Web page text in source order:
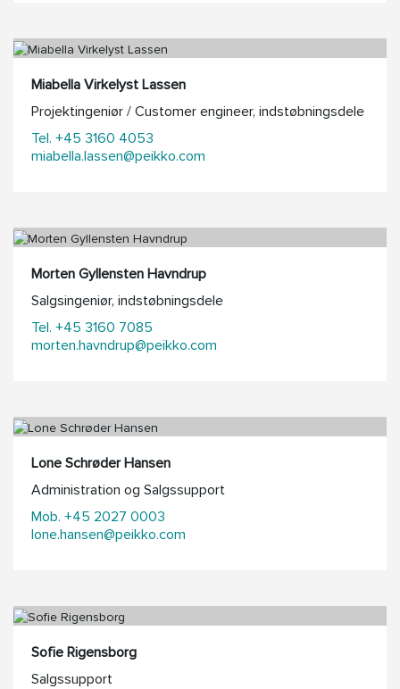
Miabella Virkelyst Lassen
Projektingeniør / Customer engineer, indstøbningsdele
Tel. +45 3160 4053
miabella.lassen@peikko.com
Morten Gyllensten Havndrup
Salgsingeniør, indstøbningsdele
Tel. +45 3160 7085
morten.havndrup@peikko.com
Lone Schrøder Hansen
Administration og Salgssupport
Mob. +45 2027 0003
lone.hansen@peikko.com
Sofie Rigensborg
Salgssupport